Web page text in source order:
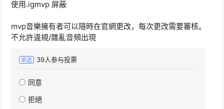
使用.igmvp 屏蔽
mvp音樂擁有者可以隨時在官網更改，每次更改需要審核。
不允許違規/雜亂音頻出現
单选 39人参与投票
同意
拒絕